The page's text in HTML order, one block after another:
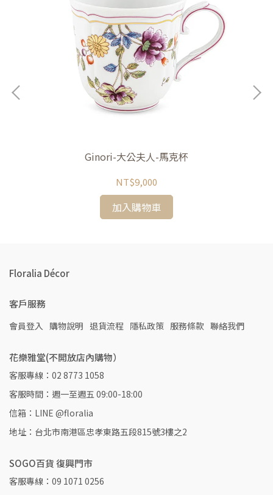
Ginori-大公夫人-馬克杯
NT$9,000
加入購物車
Floralia Décor
客戶服務
會員登入 購物說明 退貨流程 隱私政策 服務條款 聯絡我們
花樂雅堂(不開放店內購物）
客服專線：02 8773 1058
客服時間：週一至週五 09:00-18:00
信箱：LINE @floralia
地址：台北市南港區忠孝東路五段815號3樓之2
SOGO百貨 復興門市
客服專線：09 1071 0256